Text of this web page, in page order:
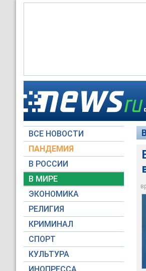
ВСЕ НОВОСТИ
ПАНДЕМИЯ
В РОССИИ
В МИРЕ
ЭКОНОМИКА
РЕЛИГИЯ
КРИМИНАЛ
СПОРТ
КУЛЬТУРА